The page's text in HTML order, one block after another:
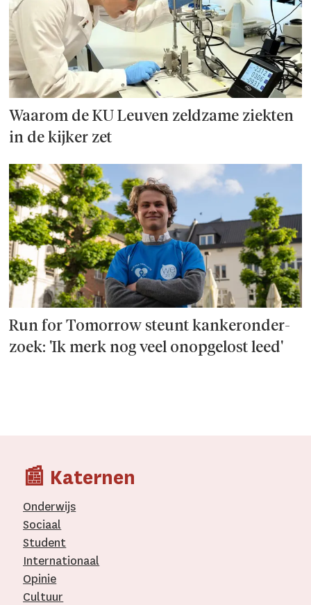
Waarom de KU Leuven zeldzame ziekten
in de kijker zet
Run for Tomorrow steunt kanker­onder­
zoek: 'Ik merk nog veel onopgelost leed'
📰 Katernen
Onderwijs
Sociaal
Student
Internationaal­
Opinie
Cultuur